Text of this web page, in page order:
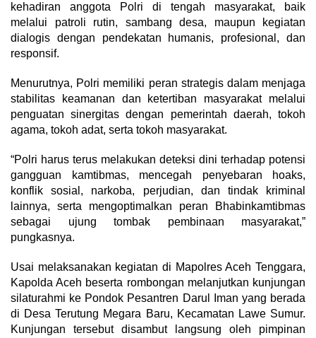
kehadiran anggota Polri di tengah masyarakat, baik
melalui patroli rutin, sambang desa, maupun kegiatan
dialogis dengan pendekatan humanis, profesional, dan
responsif.
Menurutnya, Polri memiliki peran strategis dalam menjaga
stabilitas keamanan dan ketertiban masyarakat melalui
penguatan sinergitas dengan pemerintah daerah, tokoh
agama, tokoh adat, serta tokoh masyarakat.
“Polri harus terus melakukan deteksi dini terhadap potensi
gangguan kamtibmas, mencegah penyebaran hoaks,
konflik sosial, narkoba, perjudian, dan tindak kriminal
lainnya, serta mengoptimalkan peran Bhabinkamtibmas
sebagai ujung tombak pembinaan masyarakat,”
pungkasnya.
Usai melaksanakan kegiatan di Mapolres Aceh Tenggara,
Kapolda Aceh beserta rombongan melanjutkan kunjungan
silaturahmi ke Pondok Pesantren Darul Iman yang berada
di Desa Terutung Megara Baru, Kecamatan Lawe Sumur.
Kunjungan tersebut disambut langsung oleh pimpinan